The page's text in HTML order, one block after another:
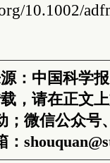
10.1002/
：中国科学
，请在正文
；微信公众号